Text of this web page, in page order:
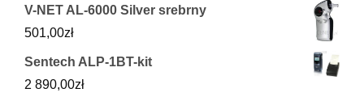
V-NET AL-6000 Silver srebrny
501,00zł
Sentech ALP-1BT-kit
2 890,00zł